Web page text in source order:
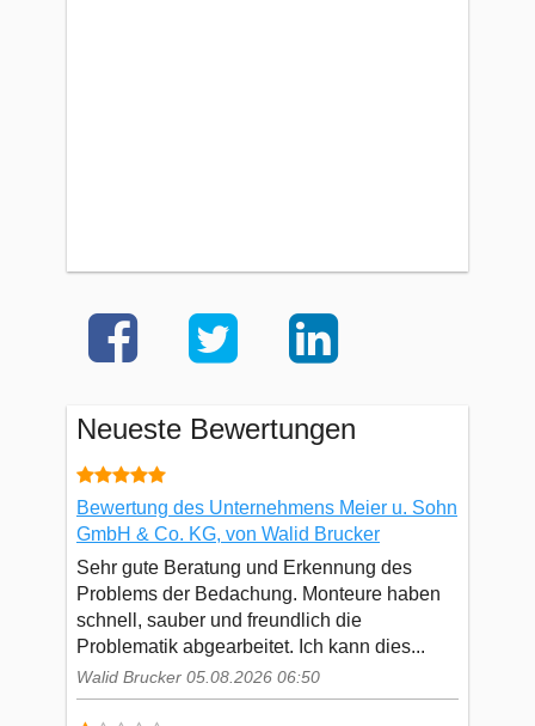
Neueste Bewertungen
Bewertung des Unternehmens Meier u. Sohn
GmbH & Co. KG, von Walid Brucker
Sehr gute Beratung und Erkennung des
Problems der Bedachung. Monteure haben
schnell, sauber und freundlich die
Problematik abgearbeitet. Ich kann dies...
Walid Brucker 05.08.2026 06:50